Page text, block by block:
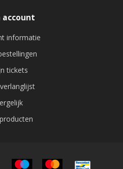
account
informatie
tickets